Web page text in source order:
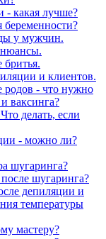
- какая лучше?
у мужчин.
и клиентов.
родов - что нужно
ваксинга?
делать, если
- можно ли?
шугаринга?
шугаринга?
депиляции и
температуры
мастеру?